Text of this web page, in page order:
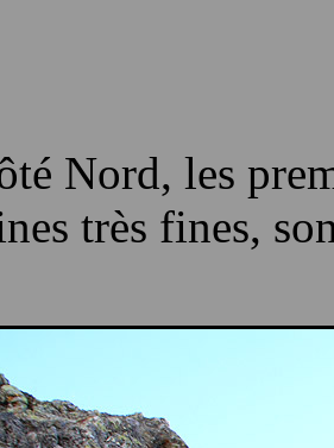
Nord, les
très fines,